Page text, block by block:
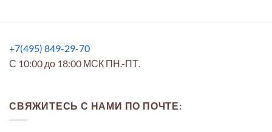
+7(495) 849-29-70
С 10:00 до 18:00 МСК ПН.-ПТ.
СВЯЖИТЕСЬ С НАМИ ПО ПОЧТЕ: